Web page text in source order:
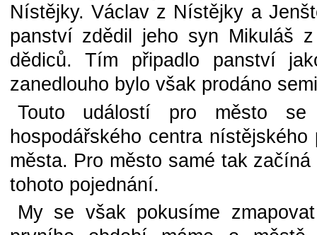
Nístějky. Václav z Nístějky a
panství zdědil jeho syn Mikuláš
dědiců. Tím připadlo panství
zanedlouho bylo však prodáno
Touto událostí pro město se
hospodářského centra
města. Pro město samé tak
tohoto pojednání.
My se však pokusíme